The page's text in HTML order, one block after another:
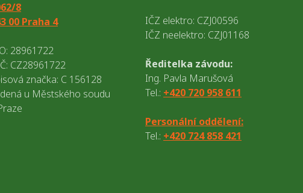
8
00 Praha 4
28961722
CZ28961722
značka: C 156128
u Městského soudu
IČZ elektro: CZJ00596
IČZ neelektro: CZJ01168
Ředitelka závodu:
Ing. Pavla Marušová
Tel.: +420 720 958 611
Personální oddělení:
Tel.: +420 724 858 421